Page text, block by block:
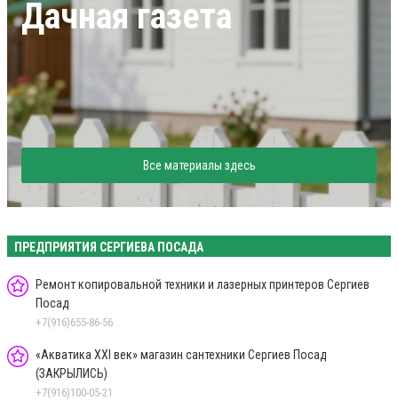
Дачная газета
Все материалы здесь
ПРЕДПРИЯТИЯ СЕРГИЕВА ПОСАДА
Ремонт копировальной техники и лазерных принтеров Сергиев
Посад
+7(916)655-86-56
«Акватика XXI век» магазин сантехники Сергиев Посад
(ЗАКРЫЛИСЬ)
+7(916)100-05-21